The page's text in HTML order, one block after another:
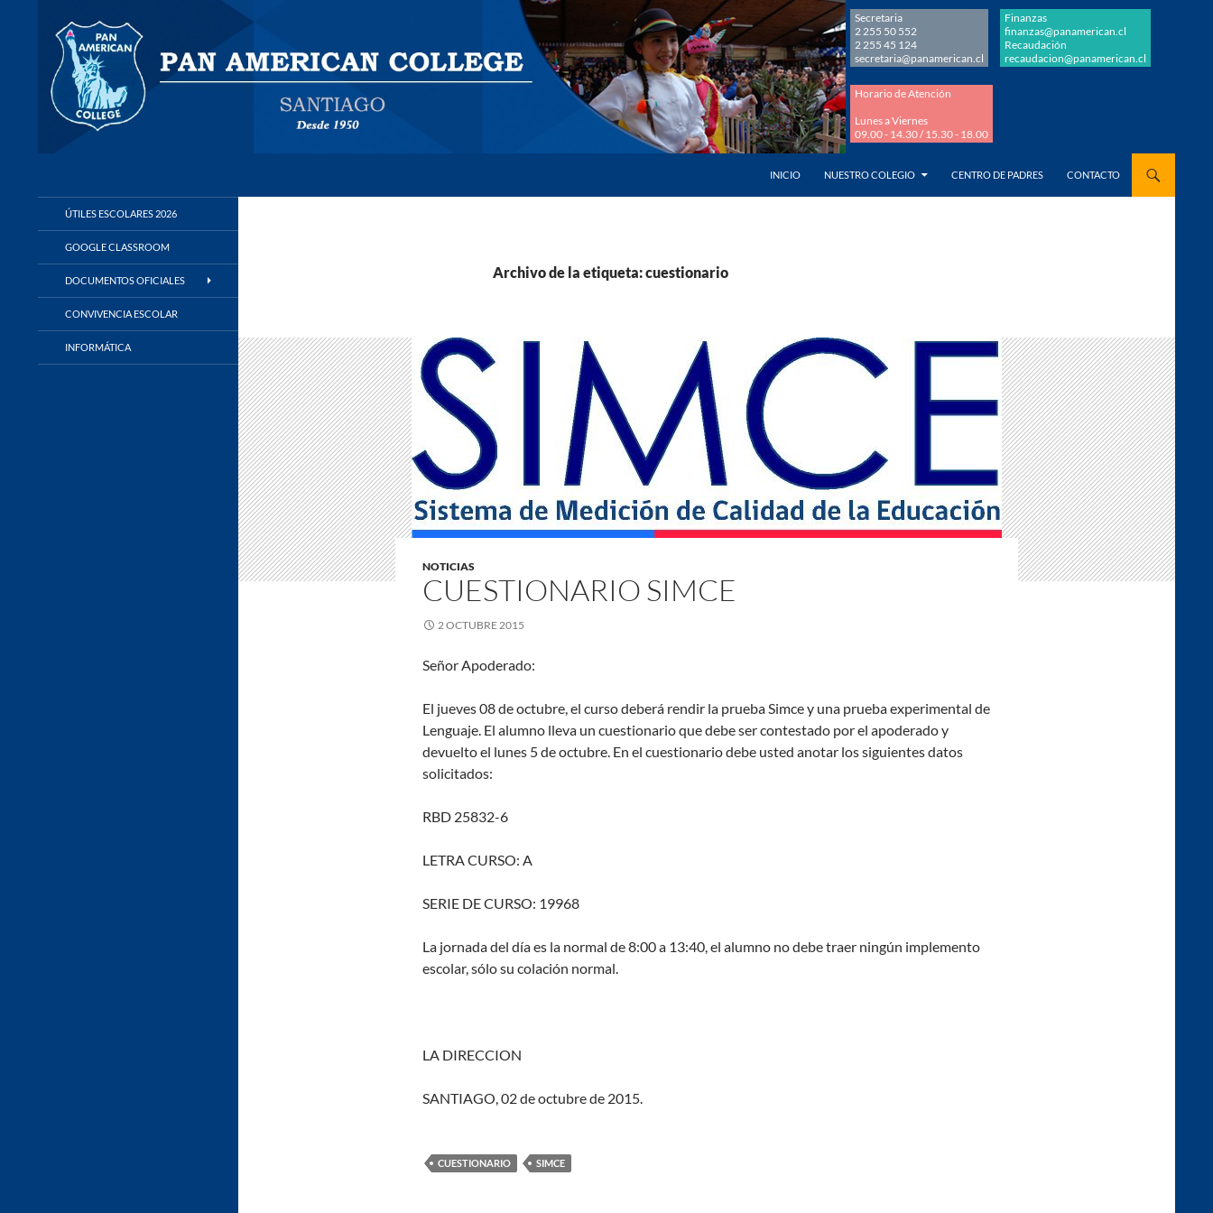
Secretaria
2 255 50 552
2 255 45 124
secretaria@panamerican.cl
Finanzas
finanzas@panamerican.cl
Recaudación
recaudacion@panamerican.cl
Horario de Atención
Lunes a Viernes
09.00 - 14.30 / 15.30 - 18.00
INICIO
NUESTRO COLEGIO CENTRO DE PADRES CONTACTO
Archivo de la etiqueta: cuestionario
NOTICIAS
CUESTIONARIO SIMCE
2 OCTUBRE 2015
Señor Apoderado:
El jueves 08 de octubre, el curso deberá rendir la prueba Simce y una prueba experimental de
Lenguaje. El alumno lleva un cuestionario que debe ser contestado por el apoderado y
devuelto el lunes 5 de octubre. En el cuestionario debe usted anotar los siguientes datos
solicitados:
RBD 25832-6
LETRA CURSO: A
SERIE DE CURSO: 19968
La jornada del día es la normal de 8:00 a 13:40, el alumno no debe traer ningún implemento
escolar, sólo su colación normal.
LA DIRECCION
SANTIAGO, 02 de octubre de 2015.
CUESTIONARIO SIMCE
ÚTILES ESCOLARES 2026
GOOGLE CLASSROOM
DOCUMENTOS OFICIALES
CONVIVENCIA ESCOLAR
INFORMÁTICA